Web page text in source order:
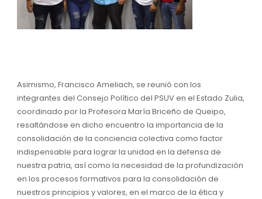
Asimismo, Francisco Ameliach, se reunió con los
integrantes del Consejo Político del PSUV en el Estado Zulia,
coordinado por la Profesora María Briceño de Queipo,
resaltándose en dicho encuentro la importancia de la
consolidación de la conciencia colectiva como factor
indispensable para lograr la unidad en la defensa de
nuestra patria, así como la necesidad de la profundización
en los procesos formativos para la consolidación de
nuestros principios y valores, en el marco de la ética y